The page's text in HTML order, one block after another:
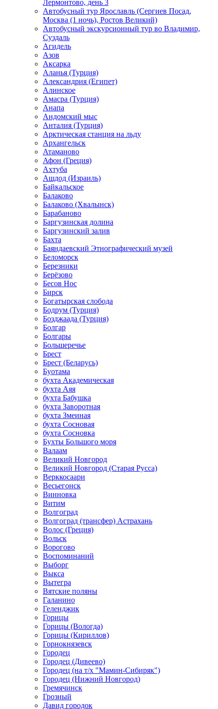
Лермонтово, день 3
Автобусный тур Ярославль (Сергиев Посад,
Москва (1 ночь), Ростов Великий)
Автобусный экскурсионный тур во Владимир,
Суздаль
Агидель
Азов
Аксарка
Аланья (Турция)
Александрия (Египет)
Алинское
Амасра (Турция)
Анапа
Андомский мыс
Анталия (Турция)
Арктическая станция на льду
Архангельск
Атаманово
Афон (Греция)
Ахтуба
Ашдод (Израиль)
Байкальское
Балаково
Балаково (Хвалынск)
Барабаново
Баргузинская долина
Баргузинский залив
Бахта
Баяндаевский Этнографический музей
Беломорск
Березники
Берёзово
Бесов Нос
Бирск
Богатырская слобода
Бодрум (Турция)
Бозджаада (Турция)
Болгар
Болгары
Большеречье
Брест
Брест (Беларусь)
Буотама
бухта Академическая
бухта Аяя
бухта Бабушка
бухта Заворотная
бухта Змеиная
бухта Сосновая
бухта Сосновка
Бухты Большого моря
Валаам
Великий Новгород
Великий Новгород (Старая Русса)
Верккосаари
Весьегонск
Винновка
Витим
Волгоград
Волгоград (трансфер) Астрахань
Волос (Греция)
Вольск
Ворогово
Воспоминаний
Выборг
Выкса
Вытегра
Вятские поляны
Галанино
Геленджик
Горицы
Горицы (Вологда)
Горицы (Кириллов)
Горнокнязевск
Городец
Городец (Дивеево)
Городец (на т/х "Мамин-Сибиряк")
Городец (Нижний Новгород)
Гремячинск
Грозный
Давид городок